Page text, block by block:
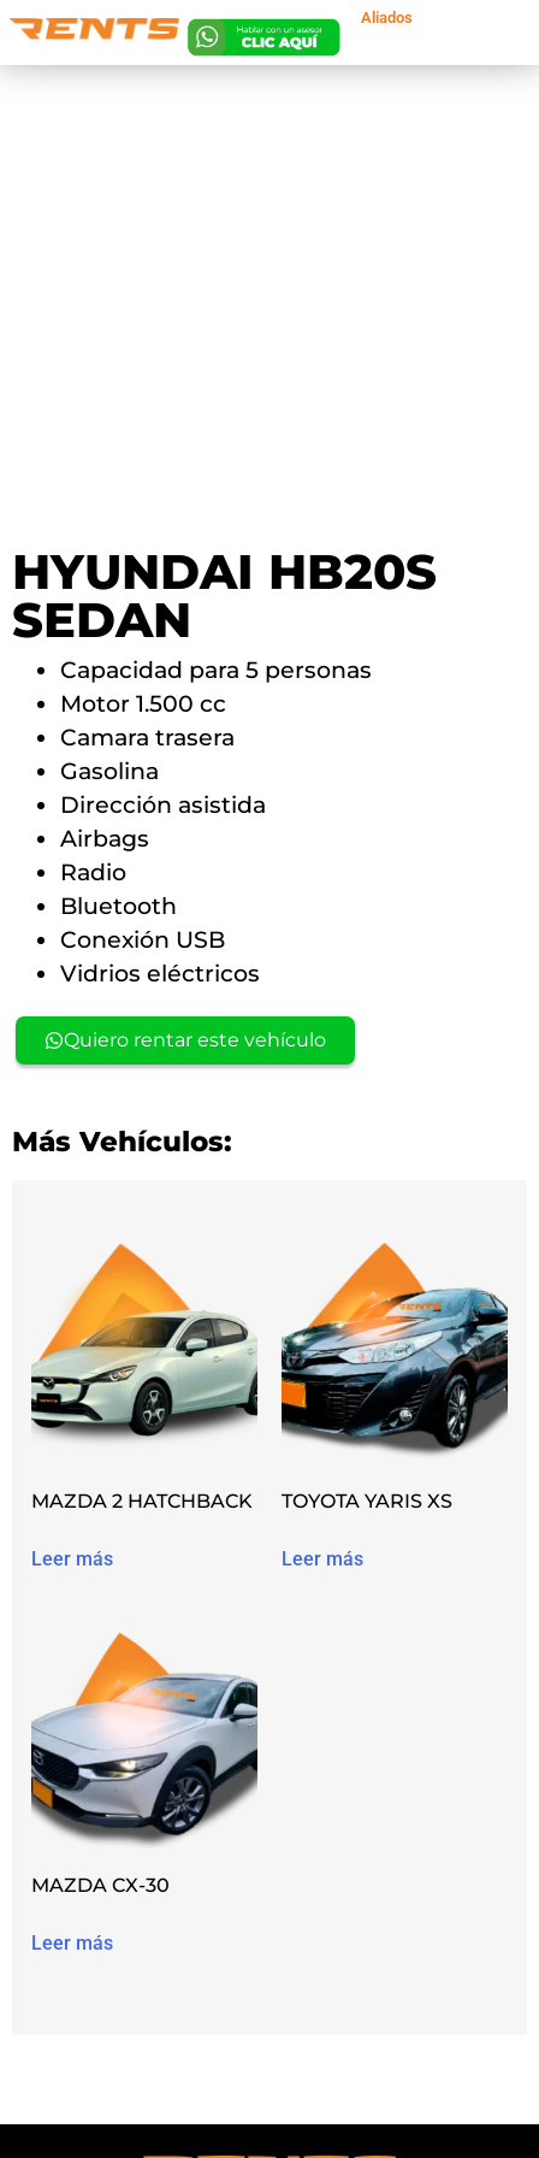
Aliados
HYUNDAI HB20S
SEDAN
Capacidad para 5 personas
Motor 1.500 cc
Camara trasera
Gasolina
Dirección asistida
Airbags
Radio
Bluetooth
Conexión USB
Vidrios eléctricos
Quiero rentar este vehículo
Más Vehículos:
MAZDA 2 HATCHBACK
Leer más
TOYOTA YARIS XS
Leer más
MAZDA CX-30
Leer más